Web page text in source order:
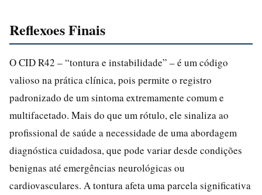
Reflexoes Finais
O CID R42 – “tontura e instabilidade” – é um código
valioso na prática clínica, pois permite o registro
padronizado de um sintoma extremamente comum e
multifacetado. Mais do que um rótulo, ele sinaliza ao
profissional de saúde a necessidade de uma abordagem
diagnóstica cuidadosa, que pode variar desde condições
benignas até emergências neurológicas ou
cardiovasculares. A tontura afeta uma parcela significativa